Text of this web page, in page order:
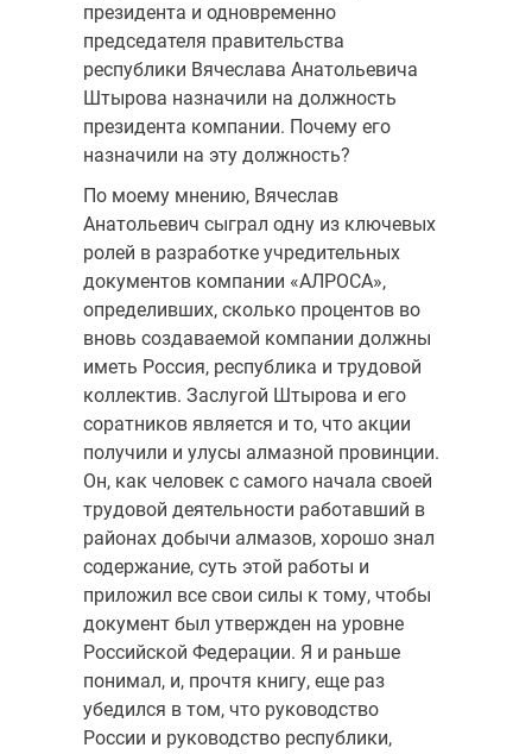
президента и одновременно
председателя правительства
республики Вячеслава Анатольевича
Штырова назначили на должность
президента компании. Почему его
назначили на эту должность?
По моему мнению, Вячеслав
Анатольевич сыграл одну из ключевых
ролей в разработке учредительных
документов компании «АЛРОСА»,
определивших, сколько процентов во
вновь создаваемой компании должны
иметь Россия, республика и трудовой
коллектив. Заслугой Штырова и его
соратников является и то, что акции
получили и улусы алмазной провинции.
Он, как человек с самого начала своей
трудовой деятельности работавший в
районах добычи алмазов, хорошо знал
содержание, суть этой работы и
приложил все свои силы к тому, чтобы
документ был утвержден на уровне
Российской Федерации. Я и раньше
понимал, и, прочтя книгу, еще раз
убедился в том, что руководство
России и руководство республики,